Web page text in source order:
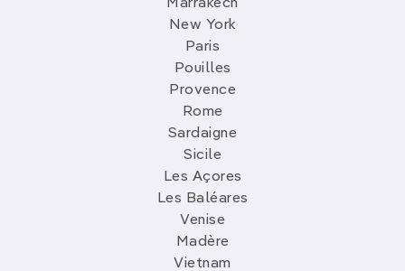
Marrakech
New York
Paris
Pouilles
Provence
Rome
Sardaigne
Sicile
Les Açores
Les Baléares
Venise
Madère
Vietnam